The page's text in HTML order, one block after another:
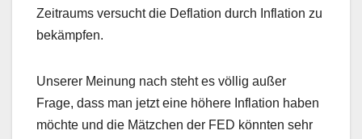
Zeitraums versucht die Deflation durch Inflation zu
bekämpfen.
Unserer Meinung nach steht es völlig außer
Frage, dass man jetzt eine höhere Inflation haben
möchte und die Mätzchen der FED könnten sehr